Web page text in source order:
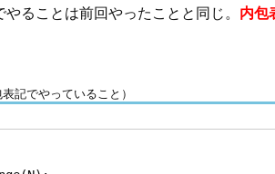
ることは前回やったことと同じ。 内包
記でやっていること）